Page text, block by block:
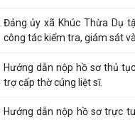
Đảng ủy xã Khúc Thừa Dụ
công tác kiểm tra, giám sát
Hướng dẫn nộp hồ sơ thủ
trợ cấp thờ cúng liệt sĩ.
Hướng dẫn nộp hồ sơ trực